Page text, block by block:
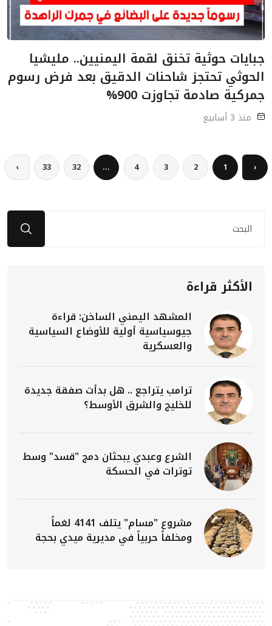
جبايات حوثية تخنق لقمة اليمنيين.. مليشيا
الحوثي تحتجز شاحنات الدقيق بعد فرض رسوم
جمركية صادمة تجاوزت 900%
منذ 3 أسابيع
‹
1
2
3
4
...
32
33
›
الأكثر قراءة
المشهد اليمني الساخن: قراءة
جيوسياسية أولية للأوضاع السياسية
والعسكرية
ترامب يتراجع .. هل بدأت صفقة جديدة
للخليج والشرق الأوسط؟
الشرع وعبدي يبحثان دمج "قسد" وسط
توترات في الحسكة
مشروع "مسام" يتلف 4141 لغماً
ومخلفاً حربياً في مديرية ميدي بحجة